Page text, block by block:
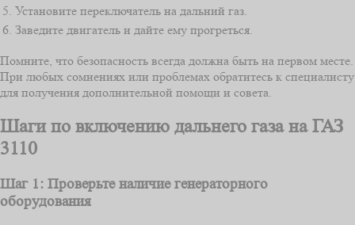
5. Установите переключатель на дальний газ.
6. Заведите двигатель и дайте ему прогреться.
Помните, что безопасность всегда должна быть на первом месте.
При любых сомнениях или проблемах обратитесь к специалисту
для получения дополнительной помощи и совета.
Шаги по включению дальнего газа на ГАЗ
3110
Шаг 1: Проверьте наличие генераторного
оборудования